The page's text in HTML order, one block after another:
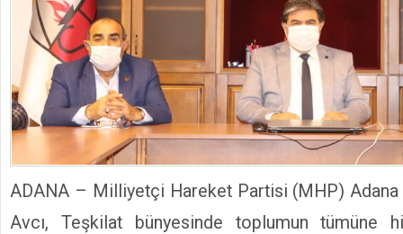
ADANA – Milliyetçi Hareket Partisi (MHP) Adana
Avcı, Teşkilat bünyesinde toplumun tümüne